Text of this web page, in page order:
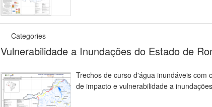
Categories
Vulnerabilidade a Inundações do Estado de
Trechos de curso d'água inundáveis com
de impacto e vulnerabilidade a